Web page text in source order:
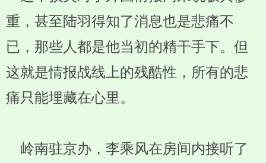
重，甚至陆羽得知了消息也是悲痛不
已，那些人都是他当初的精干手下。但
这就是情报战线上的残酷性，所有的悲
痛只能埋藏在心里。
岭南驻京办，李乘风在房间内接听了